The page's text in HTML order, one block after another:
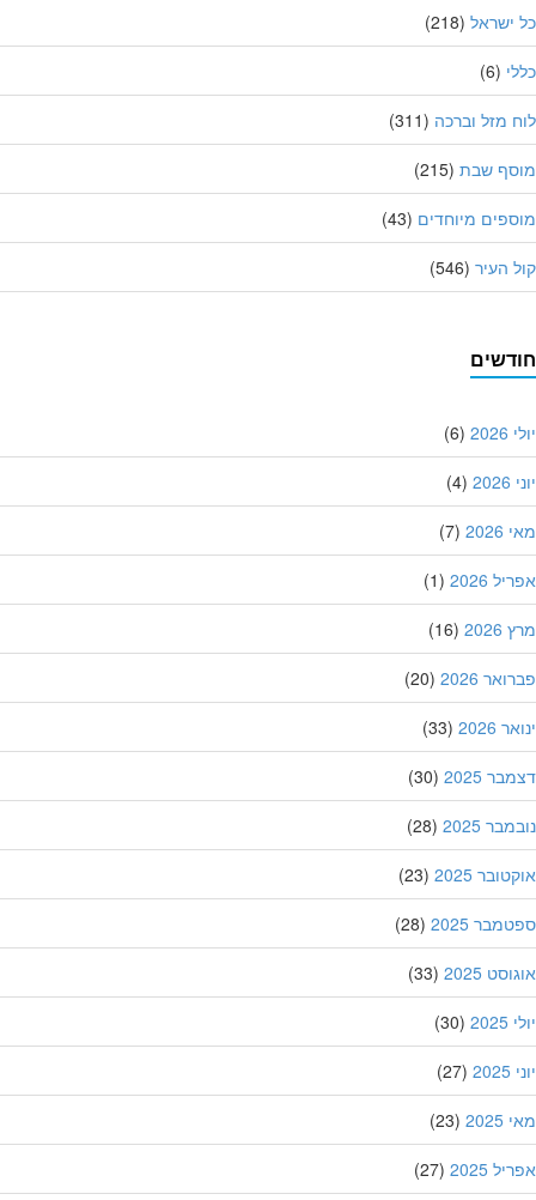
(218)
(6)
מזל וברכה(311)
שבת(215)
מיוחדים(43)
העיר(546)
(6)
(4)
(7)
2026
(1)
(16)
2026
(20)
2026
(33)
2025
(30)
2025
(28)
2025
(23)
2025
(28)
2025
(33)
(30)
(27)
(23)
2025
(27)